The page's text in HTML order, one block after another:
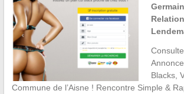
Blacks,
Commune de l’Aisne ! Rencontre Simple &